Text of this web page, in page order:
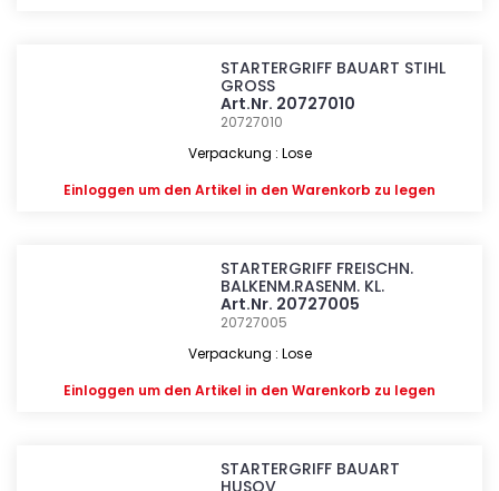
STARTERGRIFF BAUART STIHL
GROSS
Art.Nr. 20727010
20727010
Verpackung : Lose
Einloggen um den Artikel in den Warenkorb zu legen
STARTERGRIFF FREISCHN.
BALKENM.RASENM. KL.
Art.Nr. 20727005
20727005
Verpackung : Lose
Einloggen um den Artikel in den Warenkorb zu legen
STARTERGRIFF BAUART
HUSQV